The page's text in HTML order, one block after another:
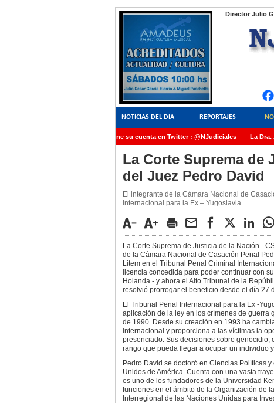
Director Julio
NOTICIAS DEL DIA REPORTAJES
NoticiasJudiciales.INFO tiene su cuenta en Twitter : @NJudiciales La Dra.
AMIA quedó radicada ante el Juez Daniel RafecasLa Corte Suprema
del Juez Pedro David
El integrante de la Cámara Nacional de
Internacional para la Ex – Yugoslavia.
La Corte Suprema de Justicia de la Nación
de la Cámara Nacional de Casación Penal
Litem en el Tribunal Penal Criminal
licencia concedida para poder continuar con
Holanda - y ahora el Alto Tribunal de la
resolvió prorrogar el beneficio desde el día 27
El Tribunal Penal Internacional para la Ex -
aplicación de la ley en los crímenes de guerra
de 1990. Desde su creación en 1993 ha
internacional y proporciona a las víctimas la
presenciado. Sus decisiones sobre genocidio,
rango que pueda llegar a ocupar un individuo
Pedro David se doctoró en Ciencias Políticas
Unidos de América. Cuenta con una vasta
es uno de los fundadores de la Universidad
funciones en el ámbito de la Organización de
Interregional de las Naciones Unidas para